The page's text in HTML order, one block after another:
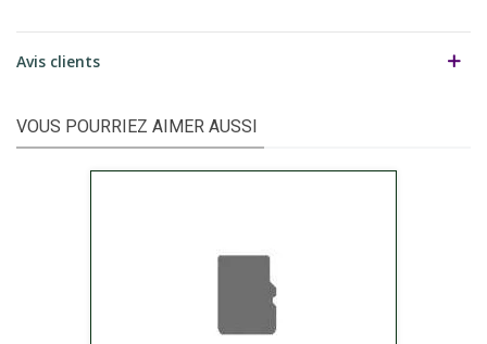
Avis clients
VOUS POURRIEZ AIMER AUSSI